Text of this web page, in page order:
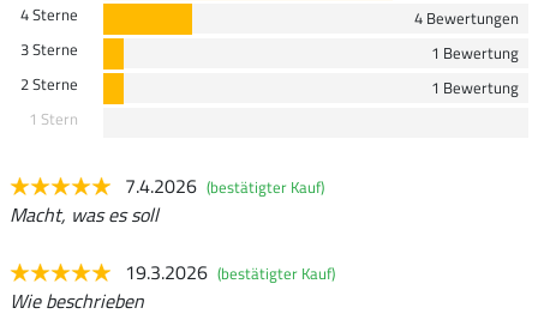
4 Sterne
4 Bewertungen
3 Sterne
1 Bewertung
2 Sterne
1 Bewertung
1 Stern
7.4.2026 (bestätigter Kauf)
Macht, was es soll
19.3.2026 (bestätigter Kauf)
Wie beschrieben